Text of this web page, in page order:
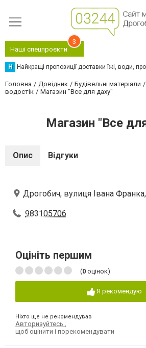
Наші спецпроєкти
3
Н Найкращі пропозиції доставки їжі, води,
Головна Довідник Будівельні матеріали
водостік
Магазин "Все для даху"
Магазин "Все
Опис Відгуки
Дрогобич, вулиця Івана
983105706
Оцініть першим
(0 оцінок)
Я рекомендую
Ніхто ще не рекомендував
Авторизуйтесь
щоб оцінити і порекомендувати